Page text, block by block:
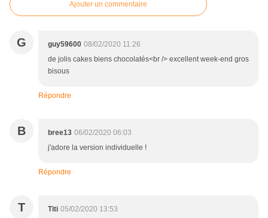
Ajouter un commentaire
G guy59600 08/02/2020 11:26
de jolis cakes biens chocolatés<br /> excellent week-end gros
bisous
Répondre
B bree13 06/02/2020 06:03
j'adore la version individuelle !
Répondre
T Titi 05/02/2020 13:53